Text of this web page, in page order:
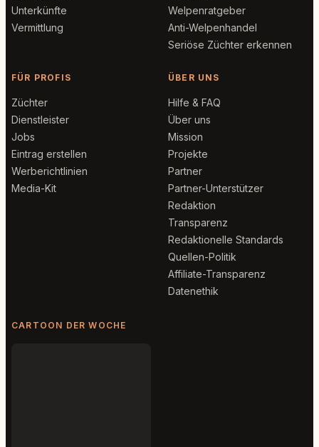
Unterkünfte
Vermittlung
Welpenratgeber
Anti-Welpenhandel
Seriöse Züchter erkennen
FÜR PROFIS
Züchter
Dienstleister
Jobs
Eintrag erstellen
Werberichtlinien
Media-Kit
ÜBER UNS
Hilfe & FAQ
Über uns
Mission
Projekte
Partner
Partner-Unterstützer
Redaktion
Transparenz
Redaktionelle Standards
Quellen-Politik
Affiliate-Transparenz
Datenethik
CARTOON DER WOCHE